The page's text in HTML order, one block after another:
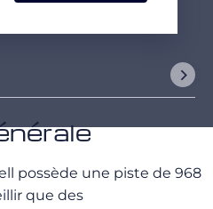
possède une piste de 968
que des